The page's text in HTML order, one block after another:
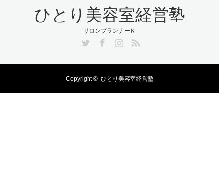
ひとり美容室経営塾
サロンプランナーＫ
Copyright © ひとり美容室経営塾